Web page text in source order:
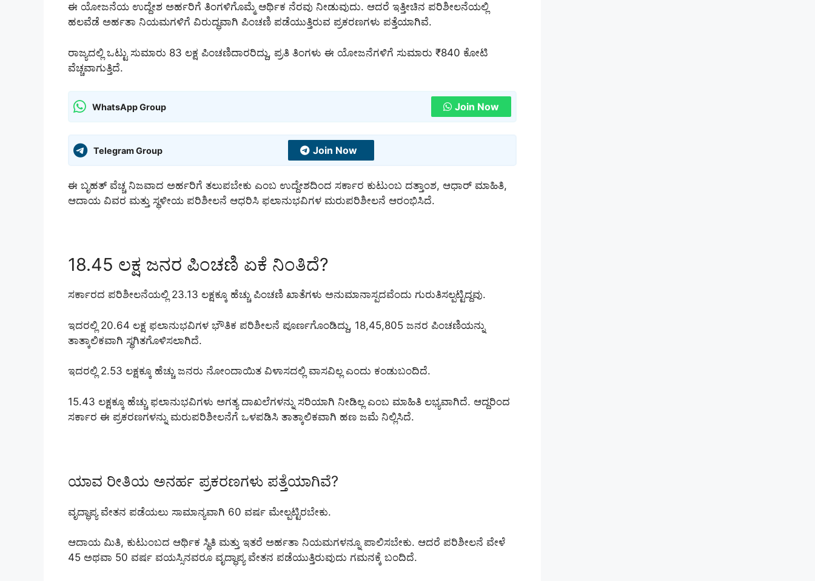
ಈ ಯೋಜನೆಯ ಉದ್ದೇಶ ಅರ್ಹರಿಗೆ ತಿಂಗಳಿಗೊಮ್ಮೆ ಆರ್ಥಿಕ ನೆರವು ನೀಡುವುದು. ಆದರೆ ಇತ್ತೀಚಿನ ಪರಿಶೀಲನೆಯಲ್ಲಿ
ಹಲವೆಡೆ ಅರ್ಹತಾ ನಿಯಮಗಳಿಗೆ ವಿರುದ್ಧವಾಗಿ ಪಿಂಚಣಿ ಪಡೆಯುತ್ತಿರುವ ಪ್ರಕರಣಗಳು ಪತ್ತೆಯಾಗಿವೆ.
ರಾಜ್ಯದಲ್ಲಿ ಒಟ್ಟು ಸುಮಾರು 83 ಲಕ್ಷ ಪಿಂಚಣಿದಾರರಿದ್ದು, ಪ್ರತಿ ತಿಂಗಳು ಈ ಯೋಜನೆಗಳಿಗೆ ಸುಮಾರು ₹840 ಕೋಟಿ
ವೆಚ್ಚವಾಗುತ್ತಿದೆ.
WhatsApp Group Join Now
Telegram Group Join Now
ಈ ಬೃಹತ್ ವೆಚ್ಚ ನಿಜವಾದ ಅರ್ಹರಿಗೆ ತಲುಪಬೇಕು ಎಂಬ ಉದ್ದೇಶದಿಂದ ಸರ್ಕಾರ ಕುಟುಂಬ ದತ್ತಾಂಶ, ಆಧಾರ್ ಮಾಹಿತಿ,
ಆದಾಯ ವಿವರ ಮತ್ತು ಸ್ಥಳೀಯ ಪರಿಶೀಲನೆ ಆಧರಿಸಿ ಫಲಾನುಭವಿಗಳ ಮರುಪರಿಶೀಲನೆ ಆರಂಭಿಸಿದೆ.
18.45 ಲಕ್ಷ ಜನರ ಪಿಂಚಣಿ ಏಕೆ ನಿಂತಿದೆ?
ಸರ್ಕಾರದ ಪರಿಶೀಲನೆಯಲ್ಲಿ 23.13 ಲಕ್ಷಕ್ಕೂ ಹೆಚ್ಚು ಪಿಂಚಣಿ ಖಾತೆಗಳು ಅನುಮಾನಾಸ್ಪದವೆಂದು ಗುರುತಿಸಲ್ಪಟ್ಟಿದ್ದವು.
ಇದರಲ್ಲಿ 20.64 ಲಕ್ಷ ಫಲಾನುಭವಿಗಳ ಭೌತಿಕ ಪರಿಶೀಲನೆ ಪೂರ್ಣಗೊಂಡಿದ್ದು, 18,45,805 ಜನರ ಪಿಂಚಣಿಯನ್ನು
ತಾತ್ಕಾಲಿಕವಾಗಿ ಸ್ಥಗಿತಗೊಳಿಸಲಾಗಿದೆ.
ಇದರಲ್ಲಿ 2.53 ಲಕ್ಷಕ್ಕೂ ಹೆಚ್ಚು ಜನರು ನೋಂದಾಯಿತ ವಿಳಾಸದಲ್ಲಿ ವಾಸವಿಲ್ಲ ಎಂದು ಕಂಡುಬಂದಿದೆ.
15.43 ಲಕ್ಷಕ್ಕೂ ಹೆಚ್ಚು ಫಲಾನುಭವಿಗಳು ಅಗತ್ಯ ದಾಖಲೆಗಳನ್ನು ಸರಿಯಾಗಿ ನೀಡಿಲ್ಲ ಎಂಬ ಮಾಹಿತಿ ಲಭ್ಯವಾಗಿದೆ. ಆದ್ದರಿಂದ
ಸರ್ಕಾರ ಈ ಪ್ರಕರಣಗಳನ್ನು ಮರುಪರಿಶೀಲನೆಗೆ ಒಳಪಡಿಸಿ ತಾತ್ಕಾಲಿಕವಾಗಿ ಹಣ ಜಮೆ ನಿಲ್ಲಿಸಿದೆ.
ಯಾವ ರೀತಿಯ ಅನರ್ಹ ಪ್ರಕರಣಗಳು ಪತ್ತೆಯಾಗಿವೆ?
ವೃದ್ಧಾಪ್ಯ ವೇತನ ಪಡೆಯಲು ಸಾಮಾನ್ಯವಾಗಿ 60 ವರ್ಷ ಮೇಲ್ಪಟ್ಟಿರಬೇಕು.
ಆದಾಯ ಮಿತಿ, ಕುಟುಂಬದ ಆರ್ಥಿಕ ಸ್ಥಿತಿ ಮತ್ತು ಇತರೆ ಅರ್ಹತಾ ನಿಯಮಗಳನ್ನೂ ಪಾಲಿಸಬೇಕು. ಆದರೆ ಪರಿಶೀಲನೆ ವೇಳೆ
45 ಅಥವಾ 50 ವರ್ಷ ವಯಸ್ಸಿನವರೂ ವೃದ್ಧಾಪ್ಯ ವೇತನ ಪಡೆಯುತ್ತಿರುವುದು ಗಮನಕ್ಕೆ ಬಂದಿದೆ.